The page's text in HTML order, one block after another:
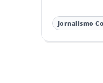
Jornalismo